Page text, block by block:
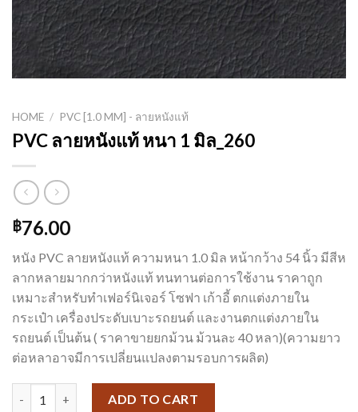
HOME / PVC [1.0 MM] - ลายหนังแท้
PVC ลายหนังแท้ หนา 1 มิล_260
฿76.00
หนัง PVC ลายหนังแท้ ความหนา 1.0 มิล หน้ากว้าง 54 นิ้ว มีสีห
ลากหลายมากกว่าหนังแท้ ทนทานต่อการใช้งาน ราคาถูก
เหมาะสำหรับทำเฟอร์นิเจอร์ โซฟา เก้าอี้ ตกแต่งภายใน
กระเป๋า เครื่องประดับเบาะรถยนต์ และงานตกแต่งภายใน
รถยนต์ เป็นต้น ( ราคาขายยกม้วน ม้วนละ 40 หลา)(ความยาว
ต่อหลาอาจมีการเปลี่ยนแปลงตามรอบการผลิต)
PVC ลายหนังแท้ หนา 1 มิล_260 quantity
ADD TO CART